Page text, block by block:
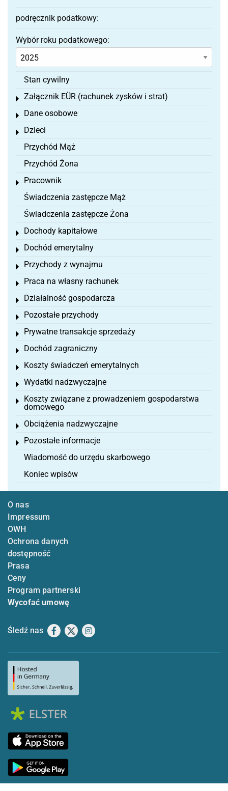
podręcznik podatkowy:
Wybór roku podatkowego:
Stan cywilny
Załącznik EÜR (rachunek zysków i strat)
Toggle menu
Dane osobowe
Toggle menu
Dzieci
Toggle menu
Przychód Mąż
Przychód Żona
Pracownik
Toggle menu
Świadczenia zastępcze Mąż
Świadczenia zastępcze Żona
Dochody kapitałowe
Toggle menu
Dochód emerytalny
Toggle menu
Przychody z wynajmu
Toggle menu
Praca na własny rachunek
Toggle menu
Działalność gospodarcza
Toggle menu
Pozostałe przychody
Toggle menu
Prywatne transakcje sprzedaży
Toggle menu
Dochód zagraniczny
Toggle menu
Koszty świadczeń emerytalnych
Toggle menu
Wydatki nadzwyczajne
Toggle menu
Koszty związane z prowadzeniem gospodarstwa
domowego
Toggle menu
Obciążenia nadzwyczajne
Toggle menu
Pozostałe informacje
Toggle menu
Wiadomość do urzędu skarbowego
Koniec wpisów
O nas
Impressum
OWH
Ochrona danych
dostępność
Prasa
Ceny
Program partnerski
Wycofać umowę
Śledź nas Facebook
X Instagram